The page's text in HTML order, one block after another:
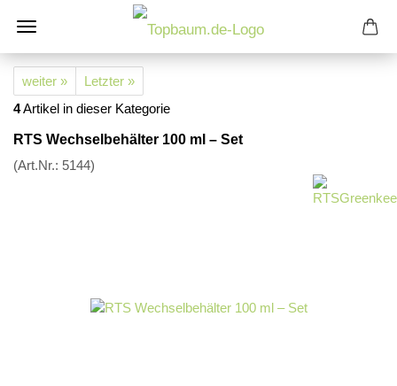
weiter »
Letzter »
4Artikel in dieser Kategorie
RTS Wechselbehälter 100 ml – Set
(Art.Nr.: 5144)